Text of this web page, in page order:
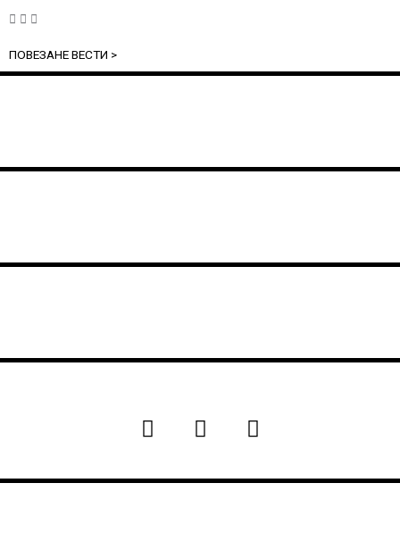
ПОВЕЗАНЕ ВЕСТИ >
F
a
e
I
n
t
Y
o
t